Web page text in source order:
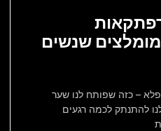
שנשים
– כזה שפותח לנו שער
להתנתק לכמה רגעים